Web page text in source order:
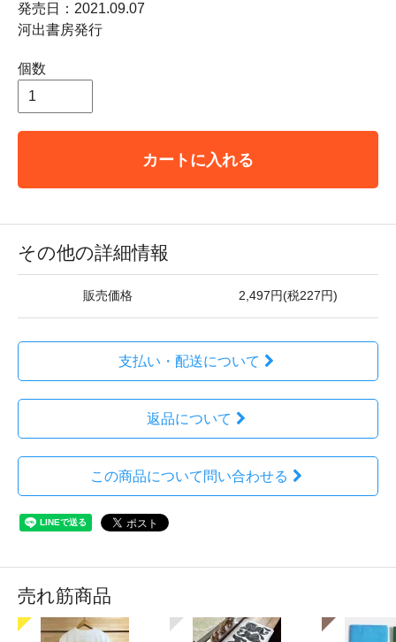
発売日：2021.09.07
河出書房発行
個数
カートに入れる
その他の詳細情報
販売価格 2,497円(税227円)
支払い・配送について
返品について
この商品について問い合わせる
売れ筋商品